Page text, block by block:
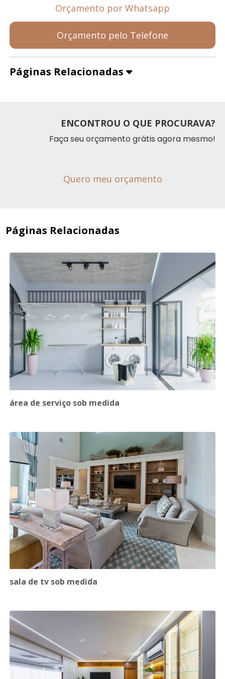
Orçamento por Whatsapp
Orçamento pelo Telefone
Páginas Relacionadas
ENCONTROU O QUE PROCURAVA?
Faça seu orçamento grátis agora mesmo!
Quero meu orçamento
Páginas Relacionadas
área de serviço sob medida
sala de tv sob medida